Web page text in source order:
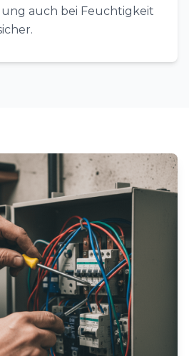
auch bei Feuchtigkeit